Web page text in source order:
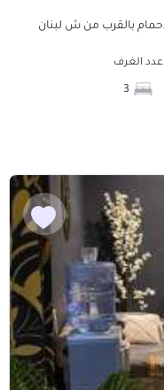
شقه مفروشه للإيجار بالمهندسين 3غرف و2حمام بالقرب من ش لبنان
عدد الغرف